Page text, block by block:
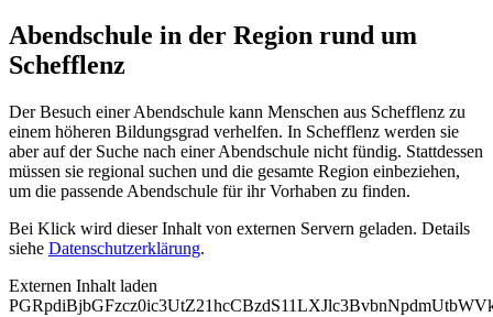
Abendschule in der Region rund um
Schefflenz
Der Besuch einer Abendschule kann Menschen aus Schefflenz zu
einem höheren Bildungsgrad verhelfen. In Schefflenz werden sie
aber auf der Suche nach einer Abendschule nicht fündig. Stattdessen
müssen sie regional suchen und die gesamte Region einbeziehen,
um die passende Abendschule für ihr Vorhaben zu finden.
Bei Klick wird dieser Inhalt von externen Servern geladen. Details
siehe Datenschutzerklärung.
Externen Inhalt laden